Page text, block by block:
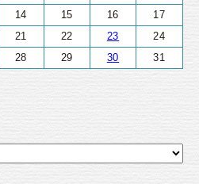
14 15 16
17
21 22 23
24
28 29 30
31